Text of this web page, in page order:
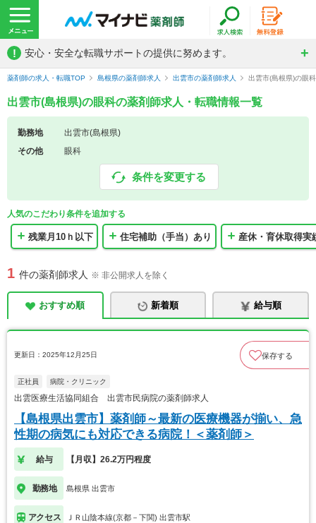
! 安心・安全な転職サポートの提供に努めます。
薬剤師の求人・転職TOP 島根県の薬剤師求人 出雲市の薬剤師求人 出雲市(島根県)の眼
出雲市(島根県)の眼科の薬剤師求人・転職情報一覧
勤務地
出雲市(島根県)
その他
眼科
条件を変更する
人気のこだわり条件を追加する
残業月10ｈ以下 住宅補助（手当）あり 産休・育休取得実
1 件の薬剤師求人 ※ 非公開求人を除く
おすすめ順 新着順 給与順
更新日：2025年12月25日 保存する
正社員 病院・クリニック
出雲医療生活協同組合 出雲市民病院の薬剤師求人
【島根県出雲市】薬剤師～最新の医療機器が揃い、急
性期の病気にも対応できる病院！＜薬剤師＞
給与 【月収】26.2万円程度
勤務地 島根県 出雲市
アクセス ＪＲ山陰本線(京都－下関) 出雲市駅